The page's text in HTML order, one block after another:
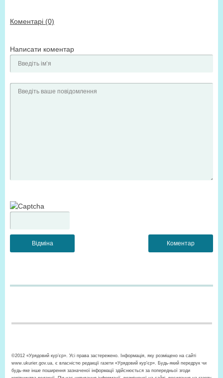
Коментарі (0)
Написати коментар
©2012 «Урядовий кур’єр». Усі права застережено. Інформація, яку розміщено на сайті
www.ukurier.gov.ua, є власністю редакції газети «Урядовий кур'єр». Будь-який передрук чи
будь-яке інше поширення зазначеної інформації здійснюється за попередньої згоди